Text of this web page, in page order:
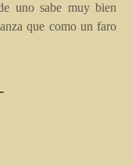
uno sabe muy bien
que como un faro